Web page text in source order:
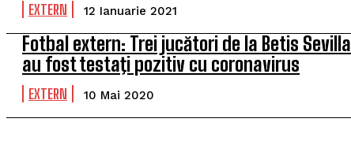
EXTERN 12 Ianuarie 2021
Fotbal extern: Trei jucători de la Betis Sevilla
au fost testaţi pozitiv cu coronavirus
EXTERN 10 Mai 2020